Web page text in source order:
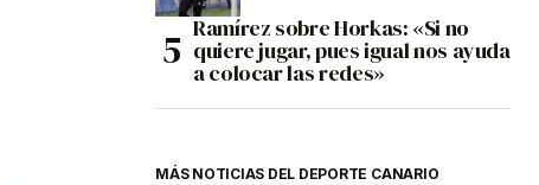
Ramírez sobre Horkas: «Si no
quiere jugar, pues igual nos ayuda
a colocar las redes»
MÁS NOTICIAS DEL DEPORTE CANARIO